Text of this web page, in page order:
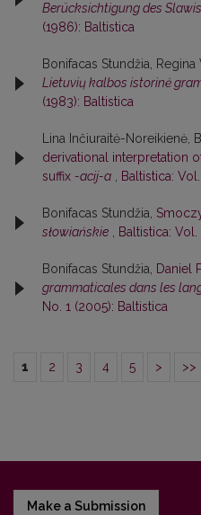
Berücksichtigung des
(1986): Baltistica
Bonifacas Stundžia, Regina
Lietuvių kalbos istorinė
(1983): Baltistica
Lina Inčiuraitė-Noreikienė,
derivational interpretation
suffix -acij-a , Baltistica:
Bonifacas Stundžia,
słowiańskie , Baltistica:
Bonifacas Stundžia, Daniel
grammaticales dans les
No. 1 (2005): Baltistica
1 2 3 4 5 > >>
Make a Submission